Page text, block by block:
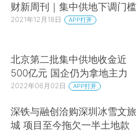
财新周刊｜集中供地下调门槛
2021年12月18日 APP打开
北京第二批集中供地收金近
500亿元 国企仍为拿地主力
2022年06月02日 APP打开
深铁与融创洽购深圳冰雪文旅
城 项目至今拖欠一半土地款